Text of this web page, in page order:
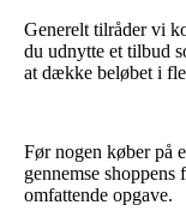
Generelt tilråder vi
du udnytte et tilbud
at dække beløbet i
Før nogen køber på
gennemse shoppens
omfattende opgave.